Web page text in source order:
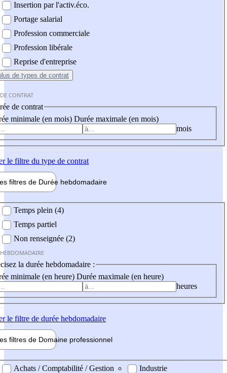
Insertion par l'activ.éco.
Portage salarial
Profession commerciale
Profession libérale
Reprise d'entreprise
de types de contrat
CONTRAT
de contrat
minimale (en mois) Durée maximale (en mois)
mois
le filtre du type de contrat
filtres de Durée hebdomadaire
Temps plein (4)
Temps partiel
Non renseignée (2)
la durée hebdomadaire :
minimale (en heure) Durée maximale (en heure)
heures
le filtre de durée hebdomadaire
filtres de Domaine professionnel
professionel
Achats / Comptabilité / Gestion
Industrie